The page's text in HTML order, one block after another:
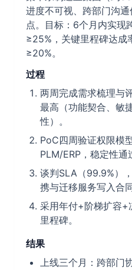
进度不可视、跨部门沟
点。目标：6个月内实现
≥25%，关键里程碑达成
≥20%。
过程
两周完成需求梳理与
最高（功能契合、敏
性）。
PoC四周验证权限模
PLM/ERP，稳定性通
谈判SLA（99.9%）
携与迁移服务写入合同
采用年付+阶梯扩容+
里程碑。
结果
上线三个月：跨部门